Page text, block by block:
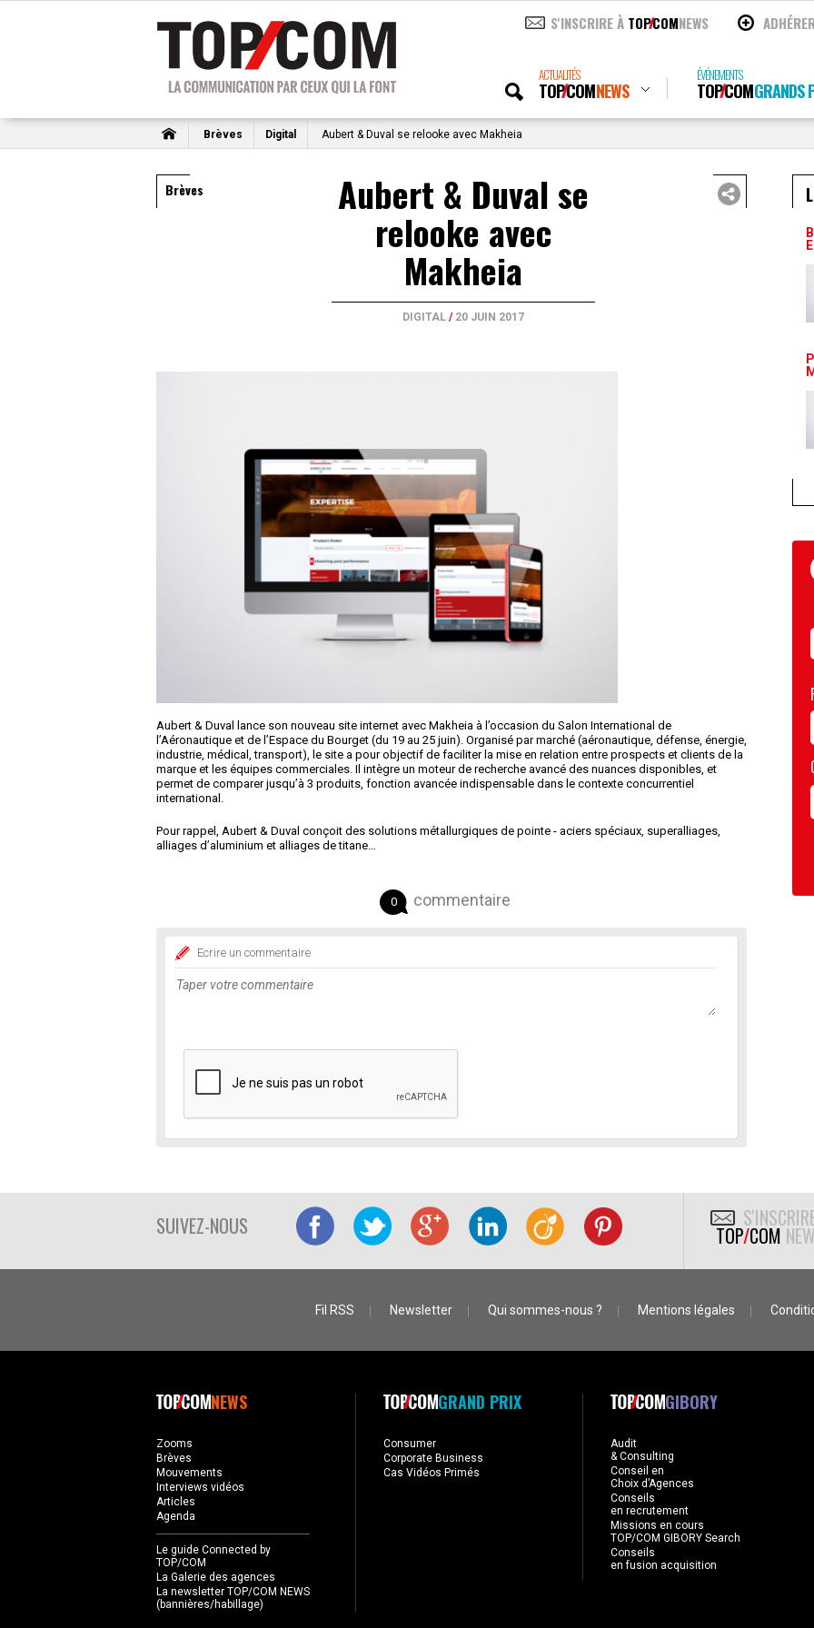
S'INSCRIRE À TOPCOMNEWS
ACTUALITÉS
TOPCOMNEWS
ÉVÉNEMENTS
TOPCOMGRANDS
Brèves Digital Aubert & Duval se relooke avec Makheia
Brèves Aubert & Duval se
relooke avec
Makheia
DIGITAL / 20 JUIN 2017
Aubert & Duval lance son nouveau site internet avec Makheia à l’occasion du Salon International de
l’Aéronautique et de l’Espace du Bourget (du 19 au 25 juin). Organisé par marché (aéronautique, défense, énergie,
industrie, médical, transport), le site a pour objectif de faciliter la mise en relation entre prospects et clients de la
marque et les équipes commerciales. Il intègre un moteur de recherche avancé des nuances disponibles, et
permet de comparer jusqu’à 3 produits, fonction avancée indispensable dans le contexte concurrentiel
international.
Pour rappel, Aubert & Duval conçoit des solutions métallurgiques de pointe - aciers spéciaux, superalliages,
alliages d’aluminium et alliages de titane…
0 commentaire
Ecrire un commentaire
SUIVEZ-NOUS TOP/COM
Fil RSS Newsletter Qui sommes-nous ? Mentions légales
NEWS
Zooms
Brèves
Mouvements
Interviews vidéos
Articles
Agenda
Le guide Connected by
TOP/COM
La Galerie des agences
La newsletter TOP/COM NEWS
(bannières/habillage)
GRAND PRIX
Consumer
Corporate Business
Cas Vidéos Primés
GIBORY
Audit
& Consulting
Conseil en
Choix d’Agences
Conseils
en recrutement
Missions en cours
TOP/COM GIBORY Search
Conseils
en fusion acquisition